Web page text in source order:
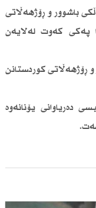
باشوور و ڕۆژهەڵاتی
پەكی كەوت لەلایەن
و ڕۆژهەڵاتی كوردستانن
دەریاوانی یۆنانەوە